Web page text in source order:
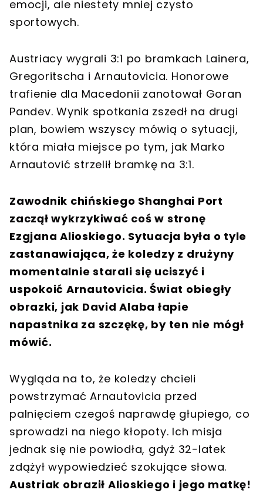
emocji, ale niestety mniej czysto
sportowych.
Austriacy wygrali 3:1 po bramkach Lainera,
Gregoritscha i Arnautovicia. Honorowe
trafienie dla Macedonii zanotował Goran
Pandev. Wynik spotkania zszedł na drugi
plan, bowiem wszyscy mówią o sytuacji,
która miała miejsce po tym, jak Marko
Arnautović strzelił bramkę na 3:1.
Zawodnik chińskiego Shanghai Port
zaczął wykrzykiwać coś w stronę
Ezgjana Alioskiego. Sytuacja była o tyle
zastanawiająca, że koledzy z drużyny
momentalnie starali się uciszyć i
uspokoić Arnautovicia. Świat obiegły
obrazki, jak David Alaba łapie
napastnika za szczękę, by ten nie mógł
mówić.
Wygląda na to, że koledzy chcieli
powstrzymać Arnautovicia przed
palnięciem czegoś naprawdę głupiego, co
sprowadzi na niego kłopoty. Ich misja
jednak się nie powiodła, gdyż 32-latek
zdążył wypowiedzieć szokujące słowa.
Austriak obraził Alioskiego i jego matkę!